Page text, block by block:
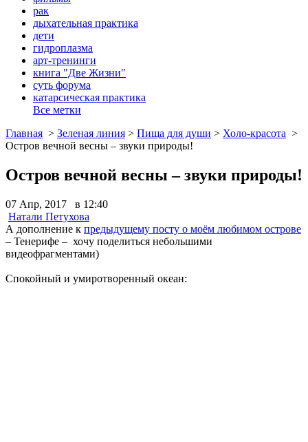
рак
дыхательная практика
дети
гидроплазма
арт-тренинги
книга "Две Жизни"
суть форума
катарсическая практика
Все метки
Главная > Зеленая линия > Пища для души > Холо-красота >
Остров вечной весны – звуки природы!
Остров вечной весны – звуки природы!
07 Апр, 2017 в 12:40
Натали Петухова
А дополнение к предыдущему посту о моём любимом острове
– Тенерифе – хочу поделиться небольшими
видеофрагментами)
Спокойный и умиротворенный океан: